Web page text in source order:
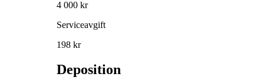
4 000 kr
Serviceavgift
198 kr
Deposition